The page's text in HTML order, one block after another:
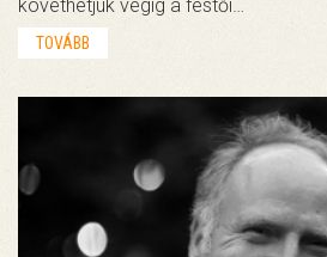
követhetjük végig a festői…
TOVÁBB